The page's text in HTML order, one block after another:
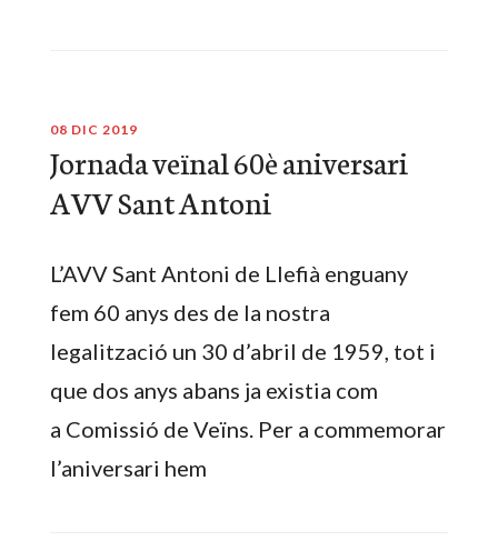
08 DIC 2019
Jornada veïnal 60è aniversari
AVV Sant Antoni
L’AVV Sant Antoni de Llefià enguany
fem 60 anys des de la nostra
legalització un 30 d’abril de 1959, tot i
que dos anys abans ja existia com
a Comissió de Veïns. Per a commemorar
l’aniversari hem